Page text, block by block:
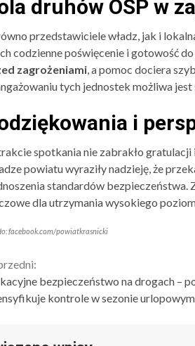
druhów OSP w
przedstawiciele władz, jak i
codzienne poświęcenie i gotowość do
zagrożeniami, a pomoc dociera
tych jednostek możliwa
i
spotkania nie zabrakło
powiatu wyraziły nadzieję, że
standardów
dla utrzymania wysokiego
facebook.com/powiatkrasnicki
bezpieczeństwo na drogach –
kontrole w sezonie urlopowym